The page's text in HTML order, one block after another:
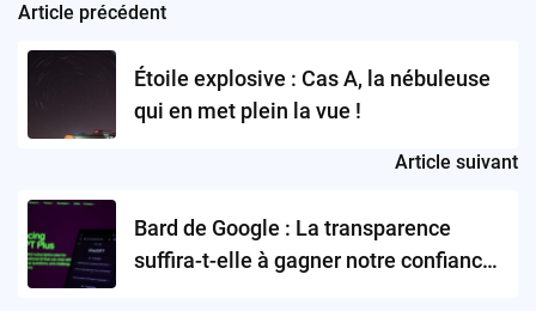
Post
navigation
Article précédent
Étoile explosive : Cas A, la nébuleuse
qui en met plein la vue !
Article suivant
Bard de Google : La transparence
suffira-t-elle à gagner notre confiance